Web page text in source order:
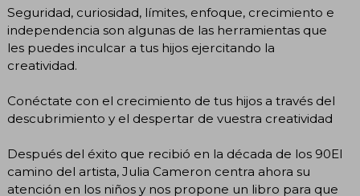
Seguridad, curiosidad, límites, enfoque, crecimiento e
independencia son algunas de las herramientas que
les puedes inculcar a tus hijos ejercitando la
creatividad.
Conéctate con el crecimiento de tus hijos a través del
descubrimiento y el despertar de vuestra creatividad
Después del éxito que recibió en la década de los 90El
camino del artista, Julia Cameron centra ahora su
atención en los niños y nos propone un libro para que